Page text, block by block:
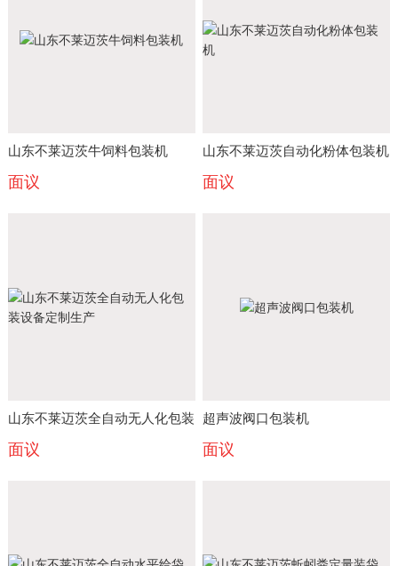
山东不莱迈茨牛饲料包装机
面议
山东不莱迈茨自动化粉体包装机
面议
山东不莱迈茨全自动无人化包装
设备定制生产
面议
超声波阀口包装机
面议